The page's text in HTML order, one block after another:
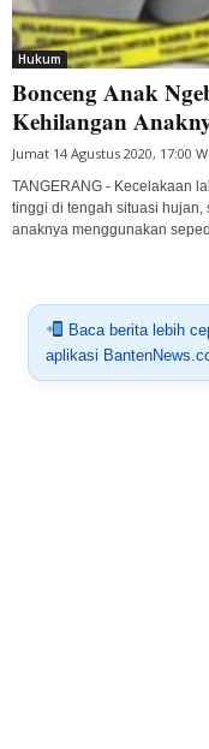
Hukum
Bonceng Anak
Kehilangan
Jumat 14 Agustus 2020, 17:00
TANGERANG - Kecelakaan
tinggi di tengah situasi
anaknya menggunakan
Baca berita lebih
aplikasi